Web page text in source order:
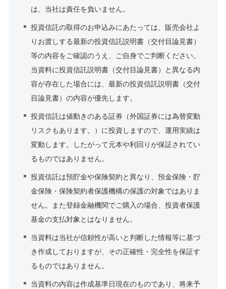
は、当社は責任を負いません。
投資信託の取得のお申込みにあたっては、販売会社よ
りお渡しする最新の投資信託説明書（交付目論見書）
等の内容をご確認のうえ、ご自身でご判断ください。
当資料に投資信託説明書（交付目論見書）と異なる内
容が存在した場合には、最新の投資信託説明書（交付
目論見書）の内容が優先します。
投資信託は値動きのある証券（外国証券には為替変動
リスクもあります。）に投資しますので、運用実績は
変動します。したがって元本や利回りが保証されてい
るものではありません。
投資信託は預貯金や保険契約と異なり、預金保険・貯
金保険・保険契約者保護機構の保護の対象ではありま
せん。また登録金融機関でご購入の場合、投資者保護
基金の支払対象とはなりません。
当資料は当社が信頼性が高いと判断した情報等に基づ
き作成しておりますが、その正確性・完全性を保証す
るものではありません。
当資料の内容は作成基準日現在のものであり、将来予